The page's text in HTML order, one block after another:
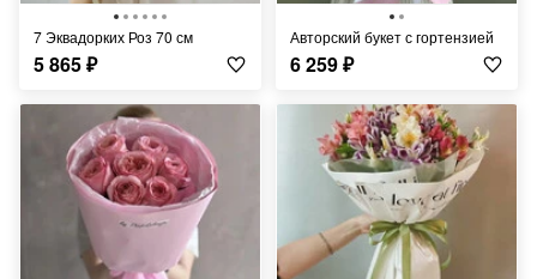
7 Эквадорких Роз 70 см
5 865₽
Авторский букет с гортензией
6 259₽